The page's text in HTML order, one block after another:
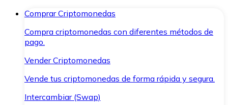
Comprar Criptomonedas
Compra criptomonedas con diferentes métodos de
pago.
Vender Criptomonedas
Vende tus criptomonedas de forma rápida y segura.
Intercambiar (Swap)